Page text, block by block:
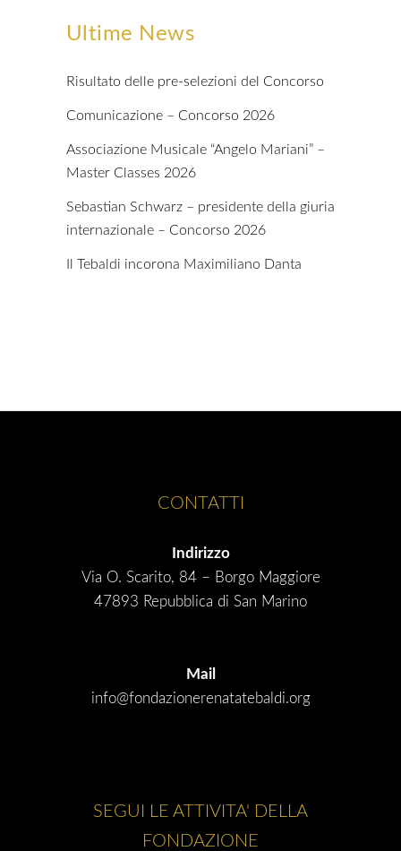
Ultime News
Risultato delle pre-selezioni del Concorso
Comunicazione – Concorso 2026
Associazione Musicale “Angelo Mariani” –
Master Classes 2026
Sebastian Schwarz – presidente della giuria
internazionale – Concorso 2026
Il Tebaldi incorona Maximiliano Danta
CONTATTI
Indirizzo
Via O. Scarito, 84 – Borgo Maggiore
47893 Repubblica di San Marino
Mail
info@fondazionerenatatebaldi.org
SEGUI LE ATTIVITA' DELLA
FONDAZIONE